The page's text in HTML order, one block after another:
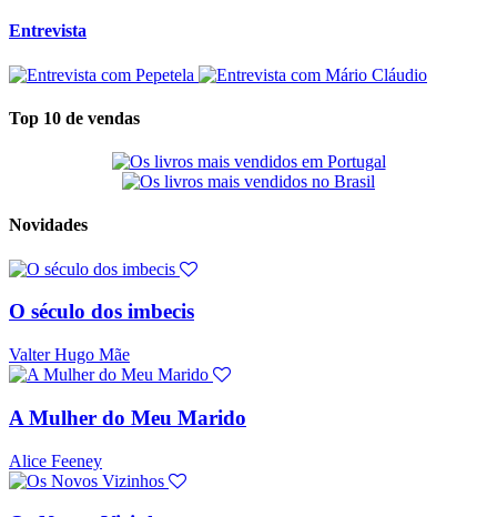
Entrevista
Top 10 de vendas
Novidades
O século dos imbecis
Valter Hugo Mãe
A Mulher do Meu Marido
Alice Feeney